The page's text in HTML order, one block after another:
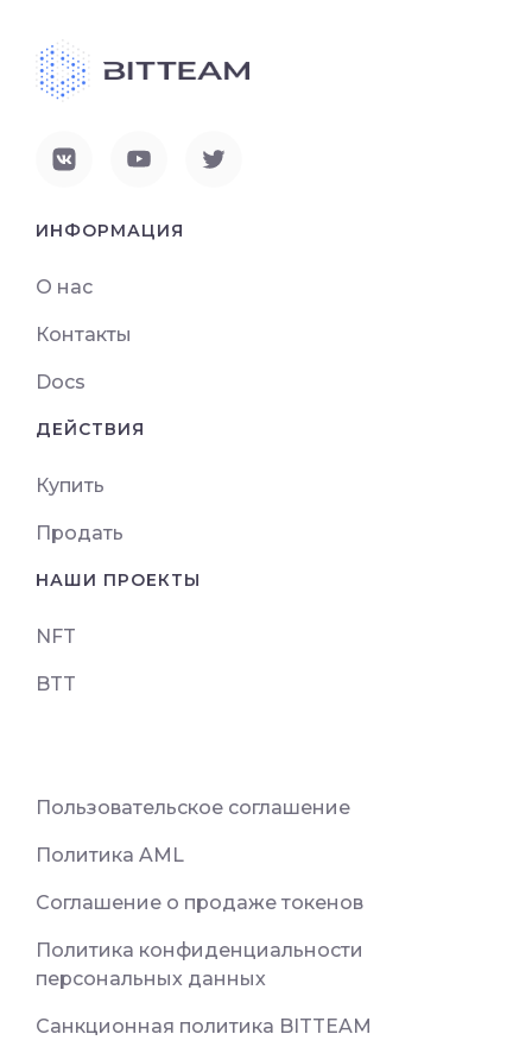
ИНФОРМАЦИЯ
О нас
Контакты
Docs
ДЕЙСТВИЯ
Купить
Продать
НАШИ ПРОЕКТЫ
NFT
BTT
Пользовательское соглашение
Политика AML
Соглашение о продаже токенов
Политика конфиденциальности
персональных данных
Санкционная политика BITTEAM